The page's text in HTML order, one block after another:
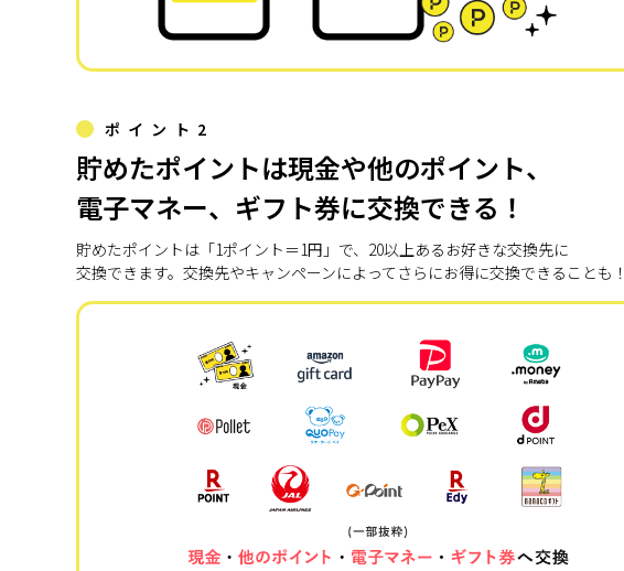
ポイント2
貯めたポイントは現金や他のポイント、
電子マネー、ギフト券に交換できる！
貯めたポイントは「1ポイント＝1円」で、20以上あるお好きな交換先に
交換できます。交換先やキャンペーンによってさらにお得に交換できることも